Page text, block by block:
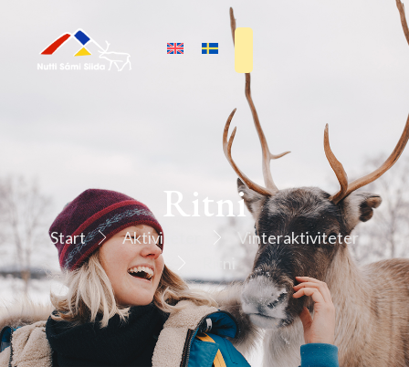
Ritni
Start Aktiviteter
Vinteraktiviteter
Ritni